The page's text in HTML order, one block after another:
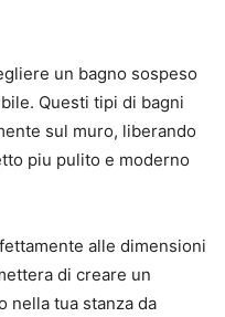
un bagno sospeso
Questi tipi di bagni
sul muro, liberando
piu pulito e moderno
alle dimensioni
di creare un
nella tua stanza da